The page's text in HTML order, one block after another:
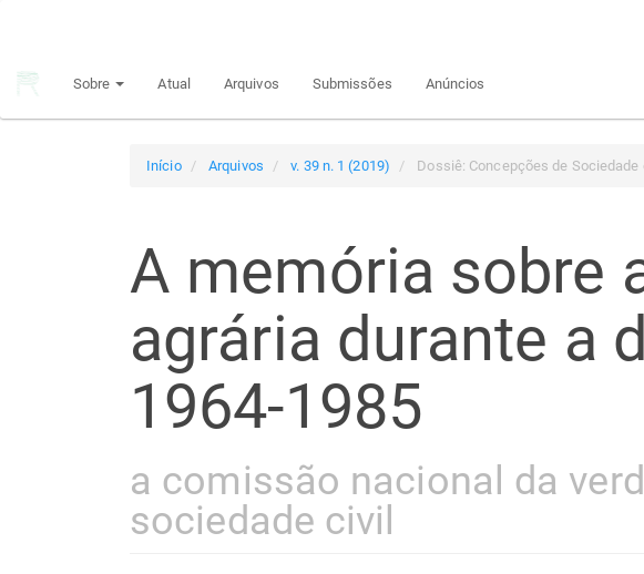
principal
Sobre Atual Arquivos Submissões Anúncios
Início Arquivos v. 39 n. 1 (2019) Dossiê: Concepções de
A memória sobre
agrária durante a
1964-1985
a comissão nacional da
sociedade civil